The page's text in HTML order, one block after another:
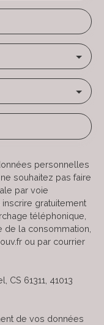
personnelles
souhaitez pas faire
par voie
gratuitement
téléphonique,
de la consommation,
ou par courrier
61311, 41013
de vos données